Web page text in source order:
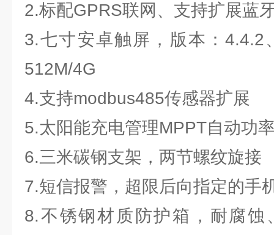
2.标配GPRS联网、支持扩展蓝
3.七寸安卓触屏，版本：
512M/4G
4.支持modbus485传感器扩展
5.太阳能充电管理MPPT自动功
6.三米碳钢支架，两节螺纹旋接
7.短信报警，超限后向指定的手
8.不锈钢材质防护箱，耐腐蚀